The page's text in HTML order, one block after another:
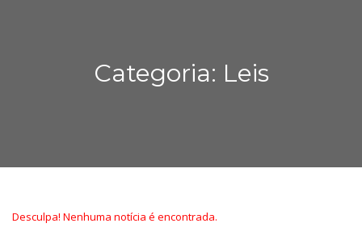
Categoria: Leis
Desculpa! Nenhuma notícia é encontrada.